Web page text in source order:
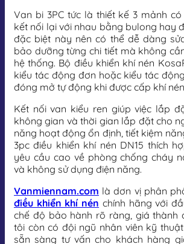
Van bi 3PC tức là thiết kế 3 mảnh
kết nối lại với nhau bằng bulong hay
đặc biệt này nên có thể dễ dàng
bảo dưỡng từng chi tiết mà không
hệ thống. Bộ điều khiển khí nén
kiểu tác động đơn hoặc kiểu tác
đóng mở tự động khi được cấp khí
Kết nối van kiểu ren giúp việc lắp
không gian và thời gian lắp đặt cho
năng hoạt động ổn định, tiết kiệm
3pc điều khiển khí nén DN15 thích
yêu cầu cao về phòng chống cháy
và không sử dụng điện năng.
Vanmiennam.com là dơn vị phân
điều khiển khí nén chính hãng với
chế độ bảo hành rõ ràng, giá thành
tôi còn có đội ngũ nhân viên kỹ
sẵn sàng tư vấn cho khách hàng